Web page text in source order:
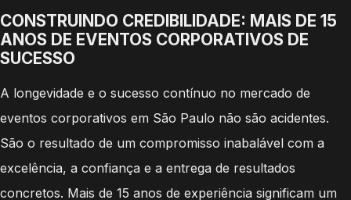
CONSTRUINDO CREDIBILIDADE: MAIS DE 15
ANOS DE EVENTOS CORPORATIVOS DE
SUCESSO
A longevidade e o sucesso contínuo no mercado de
eventos corporativos em São Paulo não são acidentes.
São o resultado de um compromisso inabalável com a
excelência, a confiança e a entrega de resultados
concretos. Mais de 15 anos de experiência significam um